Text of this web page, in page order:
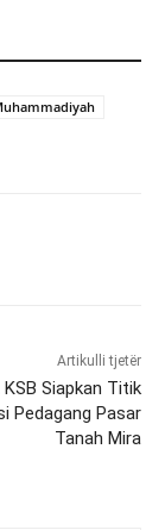
Artikulli tjetër
KSB Siapkan Titik
Pedagang Pasar
Tanah Mira